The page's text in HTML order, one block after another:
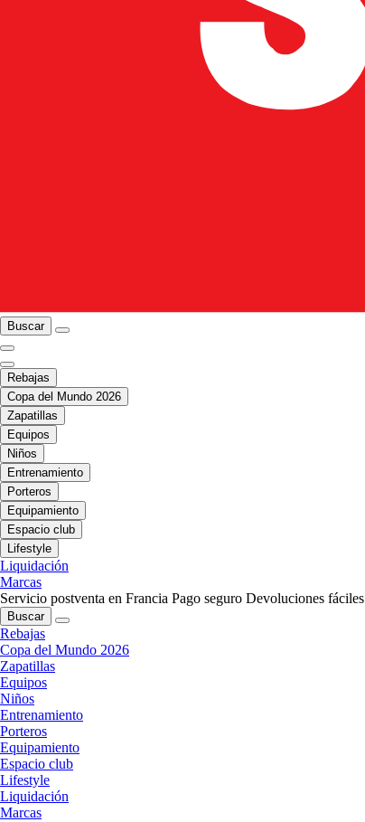
Buscar
Rebajas
Copa del Mundo 2026
Zapatillas
Equipos
Niños
Entrenamiento
Porteros
Equipamiento
Espacio club
Lifestyle
Liquidación
Marcas
Servicio postventa en Francia Pago seguro Devoluciones fáciles
Buscar
Rebajas
Copa del Mundo 2026
Zapatillas
Equipos
Niños
Entrenamiento
Porteros
Equipamiento
Espacio club
Lifestyle
Liquidación
Marcas